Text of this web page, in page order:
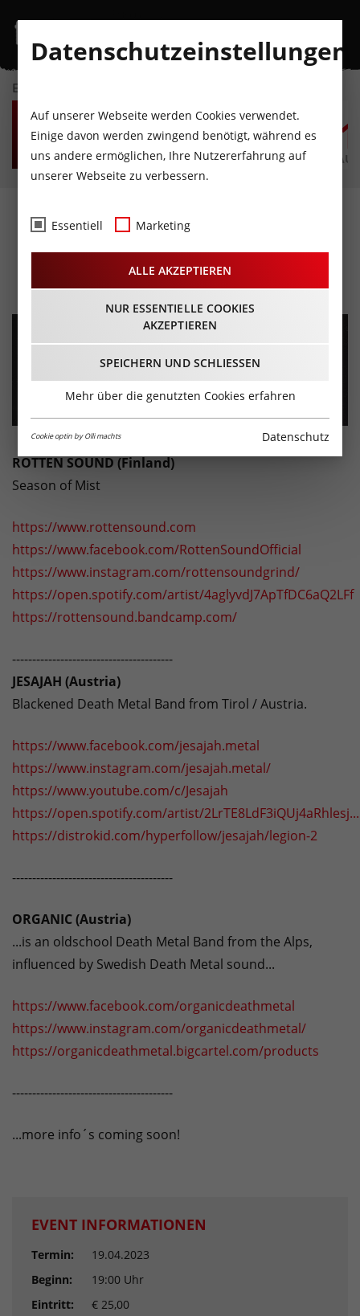
EVENTKALENDER
SA
8
AUGUST
SO
9
AUGUST
MO
10
AUGUST
DI
11
AUGUST
MI
12
AUGUST
// ROTTEN SOUND ||
Jesajah || Organic //
19.04.2023 - Beginn 19:00 Uhr
ROTTEN SOUND (Finland)
Season of Mist
https://www.rottensound.com
https://www.facebook.com/RottenSoundOfficial
https://www.instagram.com/rottensoundgrind/
https://open.spotify.com/artist/4aglyvdJ7ApTfDC6aQ2LFf
https://rottensound.bandcamp.com/
----------------------------------------
JESAJAH (Austria)
Blackened Death Metal Band from Tirol / Austria.
https://www.facebook.com/jesajah.metal
https://www.instagram.com/jesajah.metal/
https://www.youtube.com/c/Jesajah
https://open.spotify.com/artist/2LrTE8LdF3iQUj4aRhlesj...
https://distrokid.com/hyperfollow/jesajah/legion-2
----------------------------------------
ORGANIC (Austria)
...is an oldschool Death Metal Band from the Alps,
influenced by Swedish Death Metal sound...
https://www.facebook.com/organicdeathmetal
https://www.instagram.com/organicdeathmetal/
https://organicdeathmetal.bigcartel.com/products
----------------------------------------
...more info´s coming soon!
EVENT INFORMATIONEN
Termin:
19.04.2023
Beginn:
19:00 Uhr
Eintritt:
€ 25,00
Datenschutzeinstellungen
Auf unserer Webseite werden Cookies verwendet.
Einige davon werden zwingend benötigt, während es
uns andere ermöglichen, Ihre Nutzererfahrung auf
unserer Webseite zu verbessern.
Essentiell Marketing
ALLE AKZEPTIEREN
NUR ESSENTIELLE COOKIES
AKZEPTIEREN
SPEICHERN UND SCHLIESSEN
Mehr über die genutzten Cookies erfahren
Cookie optin by Olli machts Datenschutz